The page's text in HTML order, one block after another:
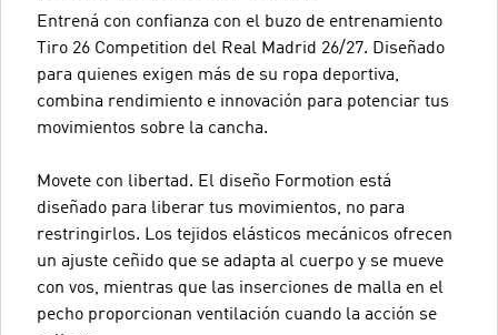
Entrená con confianza con el buzo de entrenamiento
Tiro 26 Competition del Real Madrid 26/27. Diseñado
para quienes exigen más de su ropa deportiva,
combina rendimiento e innovación para potenciar tus
movimientos sobre la cancha.
Movete con libertad. El diseño Formotion está
diseñado para liberar tus movimientos, no para
restringirlos. Los tejidos elásticos mecánicos ofrecen
un ajuste ceñido que se adapta al cuerpo y se mueve
con vos, mientras que las inserciones de malla en el
pecho proporcionan ventilación cuando la acción se